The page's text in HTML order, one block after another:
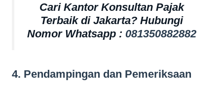
Cari Kantor Konsultan Pajak
Terbaik di Jakarta? Hubungi
Nomor Whatsapp : 081350882882
4. Pendampingan dan Pemeriksaan